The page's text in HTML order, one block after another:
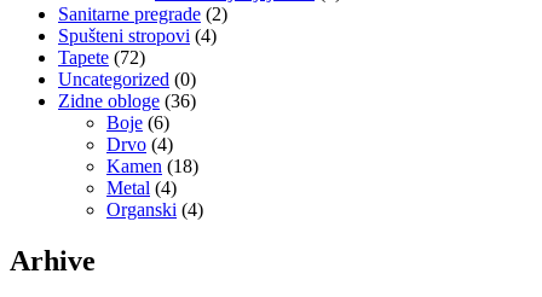
Sanitarne pregrade (2)
Spušteni stropovi (4)
Tapete (72)
Uncategorized (0)
Zidne obloge (36)
Boje (6)
Drvo (4)
Kamen (18)
Metal (4)
Organski (4)
Arhive